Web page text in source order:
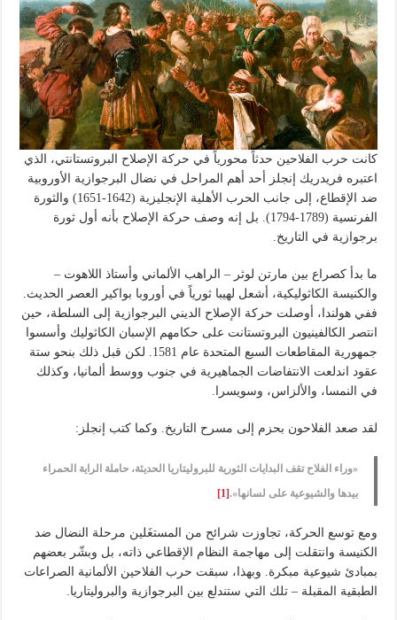
كانت حرب الفلاحين حدثاً محورياً في حركة الإصلاح البروتستانتي، الذي
اعتبره فريدريك إنجلز أحد أهم المراحل في نضال البرجوازية الأوروبية
ضد الإقطاع، إلى جانب الحرب الأهلية الإنجليزية (1642-1651) والثورة
الفرنسية (1789-1794). بل إنه وصف حركة الإصلاح بأنه أول ثورة
برجوازية في التاريخ.
ما بدأ كصراع بين مارتن لوثر – الراهب الألماني وأستاذ اللاهوت –
والكنيسة الكاثوليكية، أشعل لهيبا ثورياً في أوروبا بواكير العصر الحديث.
ففي هولندا، أوصلت حركة الإصلاح الديني البرجوازية إلى السلطة، حين
انتصر الكالفينيون البروتستانت على حكامهم الإسبان الكاثوليك وأسسوا
جمهورية المقاطعات السبع المتحدة عام 1581. لكن قبل ذلك بنحو ستة
عقود اندلعت الانتفاضات الجماهيرية في جنوب ووسط ألمانيا، وكذلك
في النمسا، والألزاس، وسويسرا.
لقد صعد الفلاحون بحزم إلى مسرح التاريخ. وكما كتب إنجلز:
«وراء الفلاح تقف البدايات الثورية للبروليتاريا الحديثة، حاملة الراية الحمراء
بيدها والشيوعية على لسانها».[1]
ومع توسع الحركة، تجاوزت شرائح من المستغَلين مرحلة النضال ضد
الكنيسة وانتقلت إلى مهاجمة النظام الإقطاعي ذاته، بل وبشّر بعضهم
بمبادئ شيوعية مبكرة. وبهذا، سبقت حرب الفلاحين الألمانية الصراعات
الطبقية المقبلة – تلك التي ستندلع بين البرجوازية والبروليتاريا.